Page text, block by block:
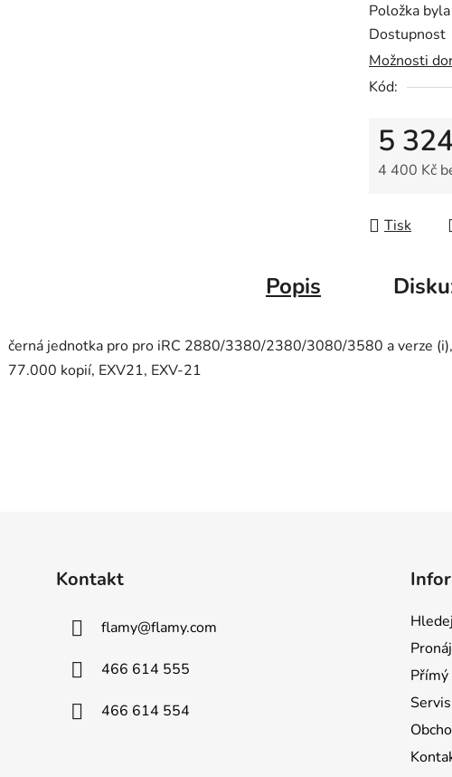
5
hvězdiček.
Položka
Dostupnost
Možnosti
Kód:
5
4 400 Kč
Tisk
Popis
černá jednotka pro pro iRC 2880/3380/2380/3080/3580 a verze (i),
77.000 kopií, EXV21, EXV-21
Kontakt
flamy@flamy.com
466 614 555
466 614 554
Přímý
Servis